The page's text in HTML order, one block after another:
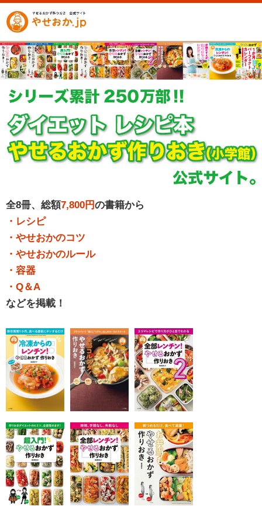
全8冊、総額7,800円の書籍から
・レシピ
・やせおかのコツ
・やせおかのルール
・容器
・Q＆A
などを掲載！